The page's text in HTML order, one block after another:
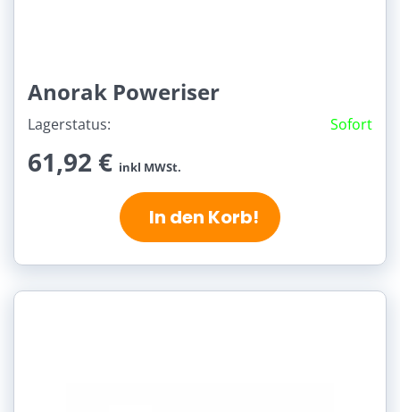
Anorak Poweriser
Lagerstatus: Sofort
61,92 € inkl MWSt.
In den Korb!